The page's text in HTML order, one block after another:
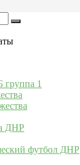
группа 1
ДНР
футбол ДНР